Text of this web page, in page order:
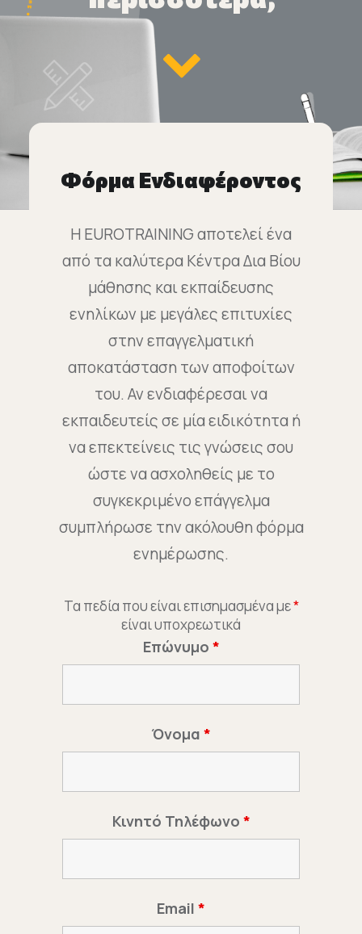
Φόρμα Ενδιαφέροντος
Η EUROTRAINING αποτελεί ένα
από τα καλύτερα Κέντρα Δια Βίου
μάθησης και εκπαίδευσης
ενηλίκων με μεγάλες επιτυχίες
στην επαγγελματική
αποκατάσταση των αποφοίτων
του. Αν ενδιαφέρεσαι να
εκπαιδευτείς σε μία ειδικότητα ή
να επεκτείνεις τις γνώσεις σου
ώστε να ασχοληθείς με το
συγκεκριμένο επάγγελμα
συμπλήρωσε την ακόλουθη φόρμα
ενημέρωσης.
Τα πεδία που είναι επισημασμένα με*
είναι υποχρεωτικά
Επώνυμο *
Όνομα *
Κινητό Τηλέφωνο *
Email *